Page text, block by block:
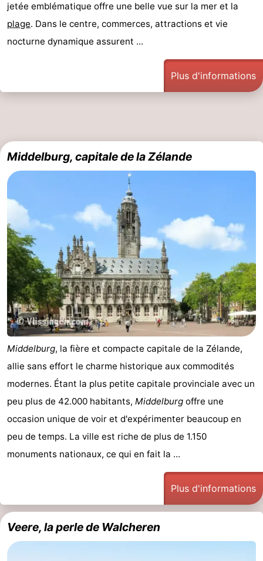
Veere
-
Domburg
-
Vlaanderen
-
Nieuwvliet
-
Breskens
Sluis
-
Cadzand-
Dorp
-
Retranchement
-
Nature
Het
Zwin
Flandre-
Occidentale
-
Bruges
-
Gand
La
côte
-
Knokke-
-
Wenduine
Météo
Contact
jetée emblématique offre une belle vue sur la mer et la
plage. Dans le centre, commerces, attractions et vie
nocturne dynamique assurent ...
Plus d'informations
Middelburg, capitale de la Zélande
Middelburg, la fière et compacte capitale de la Zélande,
allie sans effort le charme historique aux commodités
modernes. Étant la plus petite capitale provinciale avec un
peu plus de 42.000 habitants, Middelburg offre une
occasion unique de voir et d'expérimenter beaucoup en
peu de temps. La ville est riche de plus de 1.150
monuments nationaux, ce qui en fait la ...
Plus d'informations
Veere, la perle de Walcheren